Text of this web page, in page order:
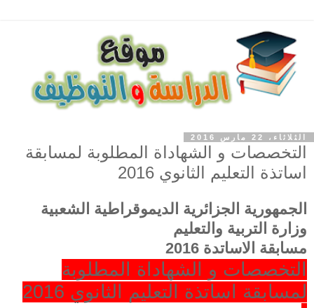
الثلاثاء، 22 مارس 2016
التخصصات و الشهاداة المطلوبة لمسابقة
اساتذة التعليم الثانوي 2016
الجمهورية الجزائرية الديموقراطية الشعبية
وزارة التربية والتعليم
مسابقة الاساتدة 2016
التخصصات و الشهاداة المطلوبة
لمسابقة اساتذة التعليم الثانوي 2016